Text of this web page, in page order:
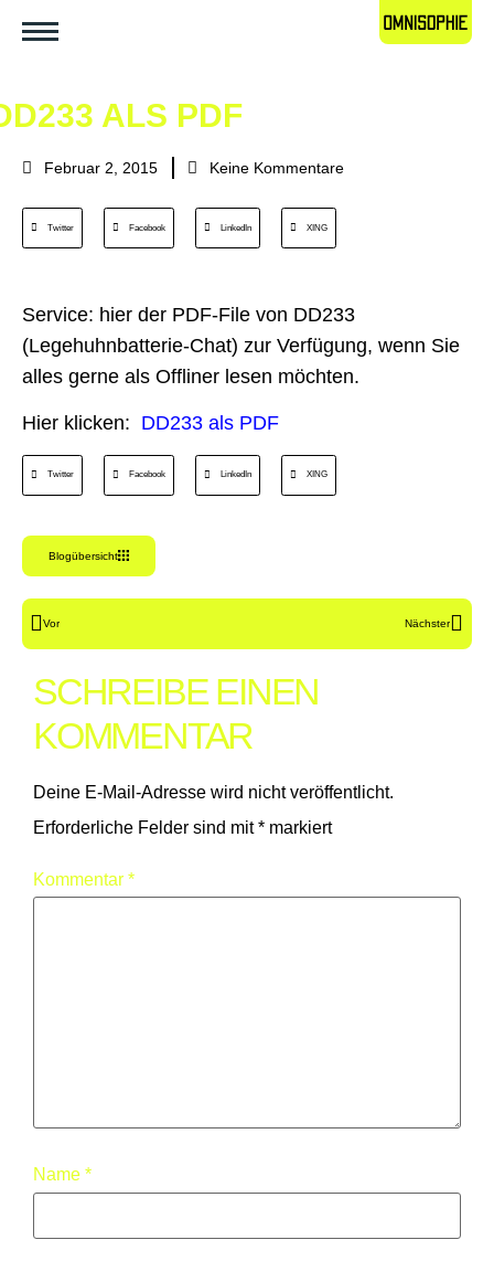
ALS PDF
Februar 2, 2015 Keine Kommentare
Twitter Facebook LinkedIn XING
Service: hier der PDF-File von DD233
(Legehuhnbatterie-Chat) zur Verfügung, wenn Sie
alles gerne als Offliner lesen möchten.
Hier klicken: DD233 als PDF
Twitter Facebook LinkedIn XING
Blogübersicht
Vor Nächster
SCHREIBE EINEN
KOMMENTAR
Deine E-Mail-Adresse wird nicht veröffentlicht.
Erforderliche Felder sind mit* markiert
Kommentar *
Name *